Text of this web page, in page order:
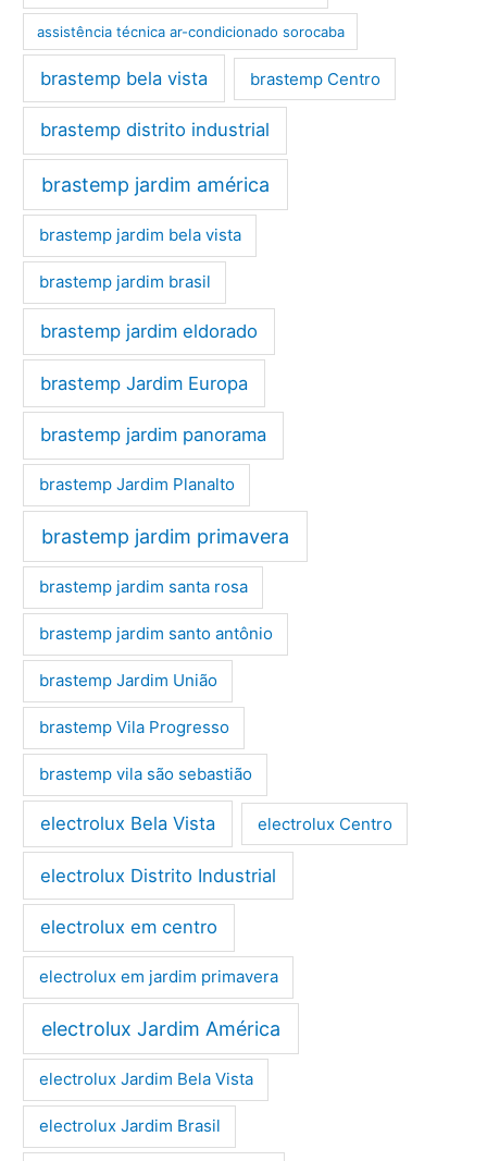
assistência técnica ar-condicionado sorocaba
brastemp bela vista brastemp Centro
brastemp distrito industrial
brastemp jardim américa
brastemp jardim bela vista
brastemp jardim brasil
brastemp jardim eldorado
brastemp Jardim Europa
brastemp jardim panorama
brastemp Jardim Planalto
brastemp jardim primavera
brastemp jardim santa rosa
brastemp jardim santo antônio
brastemp Jardim União
brastemp Vila Progresso
brastemp vila são sebastião
electrolux Bela Vista electrolux Centro
electrolux Distrito Industrial
electrolux em centro
electrolux em jardim primavera
electrolux Jardim América
electrolux Jardim Bela Vista
electrolux Jardim Brasil